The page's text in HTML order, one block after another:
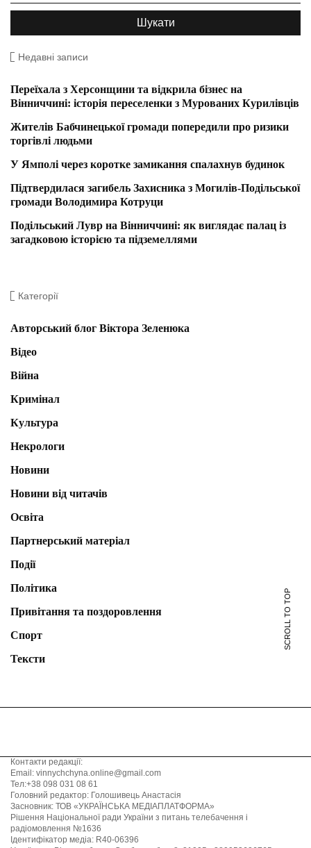
Недавні записи
Переїхала з Херсонщини та відкрила бізнес на
Вінниччині: історія переселенки з Мурованих Курилівців
Жителів Бабчинецької громади попередили про ризики
торгівлі людьми
У Ямполі через коротке замикання спалахнув будинок
Підтвердилася загибель Захисника з Могилів-Подільської
громади Володимира Котруци
Подільський Лувр на Вінниччині: як виглядає палац із
загадковою історією та підземеллями
Категорії
Авторський блог Віктора Зеленюка
Відео
Війна
Кримінал
Культура
Некрологи
Новини
Новини від читачів
Освіта
Партнерський матеріал
Події
Політика
Привітання та поздоровлення
Спорт
Тексти
SCROLL TO TOP
Контакти редакції:
Email: vinnychchyna.online@gmail.com
Тел:+38 098 031 08 61
Головний редактор: Голошивець Анастасія
Засновник: ТОВ «УКРАЇНСЬКА МЕДІАПЛАТФОРМА»
Рішення Національної ради України з питань телебачення і
радіомовлення №1636
Ідентифікатор медіа: R40-06396